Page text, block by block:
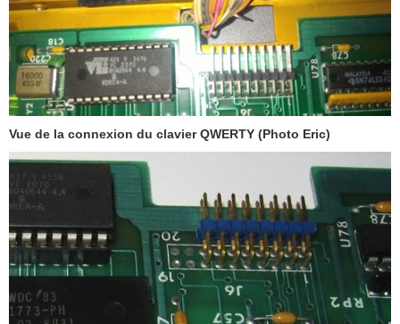
Vue de la connexion du clavier QWERTY (Photo Eric)